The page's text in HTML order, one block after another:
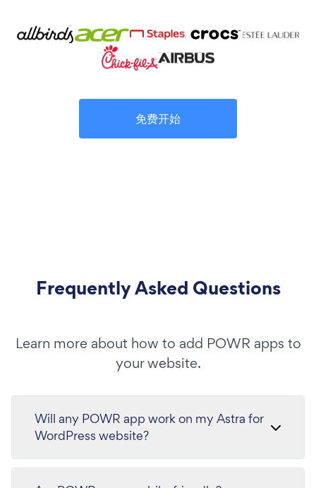
免费开始
Frequently Asked Questions
Learn more about how to add POWR apps to
your website.
Will any POWR app work on my Astra for
WordPress website?